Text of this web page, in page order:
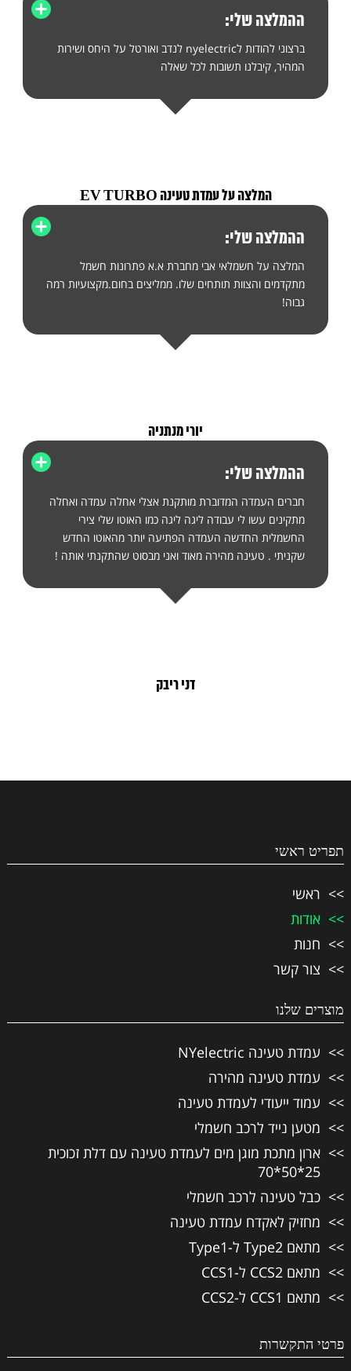
ההמלצה שלי:
ברצוני להודות לnyelectric לנדב ואורטל על היחס ושירות
המהיר, קיבלנו תשובות לכל שאלה
המלצה על עמדת טעינה EV TURBO
ההמלצה שלי:
המלצה על חשמלאי אבי מחברת א.א פתרונות חשמל
מתקדמים והצוות תותחים שלו. ממליצים בחום.מקצועיות רמה
גבוה!
יורי מנתניה
ההמלצה שלי:
חברים העמדה המדוברת מותקנת אצלי אחלה עמדה ואחלה
מתקינים עשו לי עבודה ליגה ליגה כמו האוטו שלי צירי
החשמלית החדשה העמדה הפתיעה יותר מהאוטו החדש
שקניתי . טעינה מהירה מאוד ואני מבסוט שהתקנתי אותה !
דני ריבק
תפריט ראשי
ראשי
אודות
חנות
צור קשר
מוצרים שלנו
עמדת טעינה NYelectric
עמדת טעינה מהירה
עמוד ייעודי לעמדת טעינה
מטען נייד לרכב חשמלי
ארון מתכת מוגן מים לעמדת טעינה עם דלת זכוכית
25*50*70
כבל טעינה לרכב חשמלי
מחזיק לאקדח עמדת טעינה
מתאם Type2 ל-Type1
מתאם CCS2 ל-CCS1
מתאם CCS1 ל-CCS2
פרטי התקשרות